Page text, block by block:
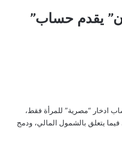
يقدم حساب”
ادخار “مصرية” للمرأة فقط،
فيما يتعلق بالشمول المالي، ودمج